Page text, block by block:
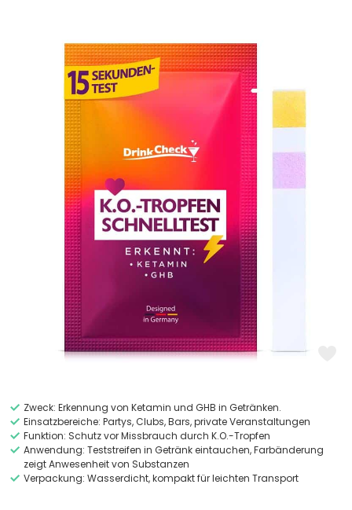
Zweck: Erkennung von Ketamin und GHB in Getränken.
Einsatzbereiche: Partys, Clubs, Bars, private Veranstaltungen
Funktion: Schutz vor Missbrauch durch K.O.-Tropfen
Anwendung: Teststreifen in Getränk eintauchen, Farbänderung
zeigt Anwesenheit von Substanzen
Verpackung: Wasserdicht, kompakt für leichten Transport